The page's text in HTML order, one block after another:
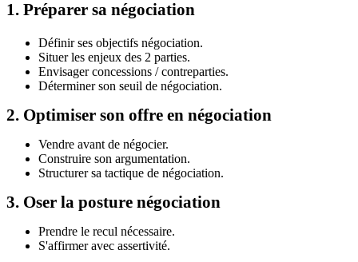
1. Préparer sa négociation
Définir ses objectifs négociation.
Situer les enjeux des 2 parties.
Envisager concessions / contreparties.
Déterminer son seuil de négociation.
2. Optimiser son offre en négociation
Vendre avant de négocier.
Construire son argumentation.
Structurer sa tactique de négociation.
3. Oser la posture négociation
Prendre le recul nécessaire.
S'affirmer avec assertivité.